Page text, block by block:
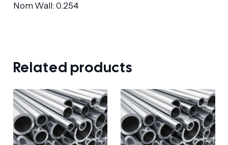
Nom Wall: 0.254
Related products